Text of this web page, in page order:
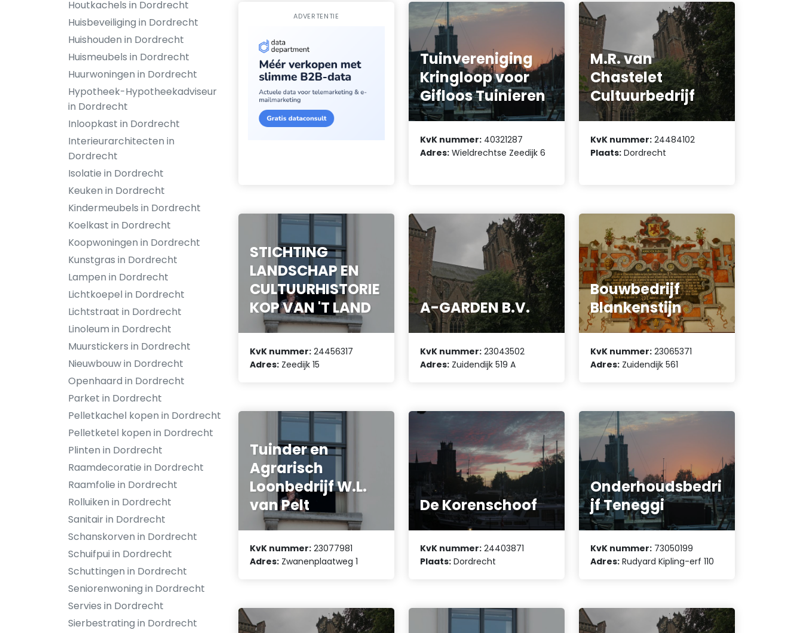
Houtkachels in Dordrecht
Huisbeveiliging in Dordrecht
Huishouden in Dordrecht
Huismeubels in Dordrecht
Huurwoningen in Dordrecht
Hypotheek-Hypotheekadviseur
in Dordrecht
Inloopkast in Dordrecht
Interieurarchitecten in
Dordrecht
Isolatie in Dordrecht
Keuken in Dordrecht
Kindermeubels in Dordrecht
Koelkast in Dordrecht
Koopwoningen in Dordrecht
Kunstgras in Dordrecht
Lampen in Dordrecht
Lichtkoepel in Dordrecht
Lichtstraat in Dordrecht
Linoleum in Dordrecht
Muurstickers in Dordrecht
Nieuwbouw in Dordrecht
Openhaard in Dordrecht
Parket in Dordrecht
Pelletkachel kopen in Dordrecht
Pelletketel kopen in Dordrecht
Plinten in Dordrecht
Raamdecoratie in Dordrecht
Raamfolie in Dordrecht
Rolluiken in Dordrecht
Sanitair in Dordrecht
Schanskorven in Dordrecht
Schuifpui in Dordrecht
Schuttingen in Dordrecht
Seniorenwoning in Dordrecht
Servies in Dordrecht
Sierbestrating in Dordrecht
ADVERTENTIE
Tuinvereniging
Kringloop voor
Gifloos Tuinieren
KvK nummer: 40321287
Adres: Wieldrechtse Zeedijk 6
M.R. van
Chastelet
Cultuurbedrijf
KvK nummer: 24484102
Plaats: Dordrecht
STICHTING
LANDSCHAP EN
CULTUURHISTORIE
KOP VAN 'T LAND
KvK nummer: 24456317
Adres: Zeedijk 15
A-GARDEN B.V.
KvK nummer: 23043502
Adres: Zuidendijk 519 A
Bouwbedrijf
Blankenstijn
KvK nummer: 23065371
Adres: Zuidendijk 561
Tuinder en
Agrarisch
Loonbedrijf W.L.
van Pelt
KvK nummer: 23077981
Adres: Zwanenplaatweg 1
De Korenschoof
KvK nummer: 24403871
Plaats: Dordrecht
Onderhoudsbedri
jf Teneggi
KvK nummer: 73050199
Adres: Rudyard Kipling-erf 110